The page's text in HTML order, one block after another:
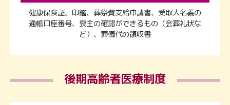
健康保険証、印鑑、葬祭費支給申請書、受取人名義の
通帳口座番号、喪主の確認ができるもの（会葬礼状な
ど）、葬儀代の領収書
後期高齢者医療制度